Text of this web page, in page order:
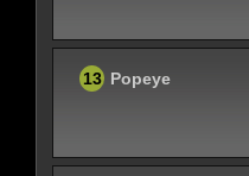
13 Popeye